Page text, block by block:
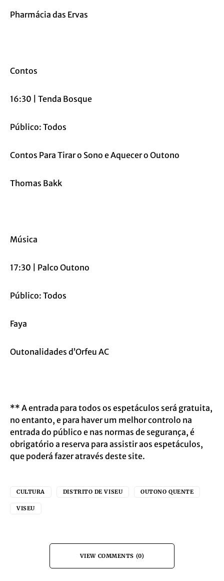
Pharmácia das Ervas
Contos
16:30 | Tenda Bosque
Público: Todos
Contos Para Tirar o Sono e Aquecer o Outono
Thomas Bakk
Música
17:30 | Palco Outono
Público: Todos
Faya
Outonalidades d’Orfeu AC
** A entrada para todos os espetáculos será gratuita,
no entanto, e para haver um melhor controlo na
entrada do público e nas normas de segurança, é
obrigatório a reserva para assistir aos espetáculos,
que poderá fazeratravés deste site.
CULTURA DISTRITO DE VISEU OUTONO QUENTE
VISEU
VIEW COMMENTS (0)